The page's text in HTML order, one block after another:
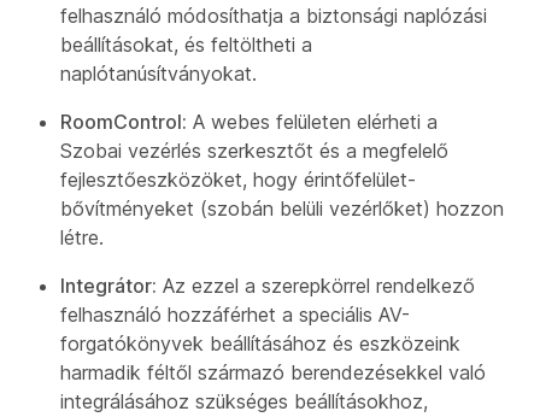
felhasználó módosíthatja a biztonsági naplózási
beállításokat, és feltöltheti a
naplótanúsítványokat.
RoomControl: A webes felületen elérheti a
Szobai vezérlés szerkesztőt és a megfelelő
fejlesztőeszközöket, hogy érintőfelület-
bővítményeket (szobán belüli vezérlőket) hozzon
létre.
Integrátor: Az ezzel a szerepkörrel rendelkező
felhasználó hozzáférhet a speciális AV-
forgatókönyvek beállításához és eszközeink
harmadik féltől származó berendezésekkel való
integrálásához szükséges beállításokhoz,